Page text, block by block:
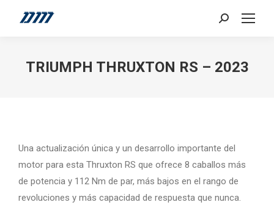
Search:
TRIUMPH THRUXTON RS – 2023
Una actualización única y un desarrollo importante del
motor para esta Thruxton RS que ofrece 8 caballos más
de potencia y 112 Nm de par, más bajos en el rango de
revoluciones y más capacidad de respuesta que nunca.